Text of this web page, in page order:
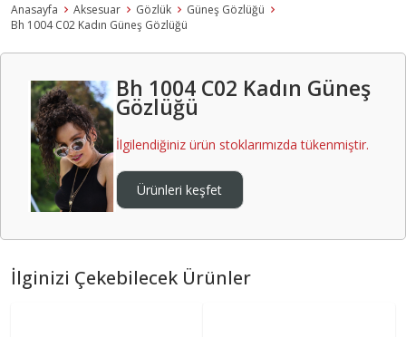
Anasayfa Aksesuar Gözlük
Güneş Gözlüğü
Bh 1004 C02 Kadın Güneş Gözlüğü
Bh 1004 C02 Kadın Güneş
Gözlüğü
İlgilendiğiniz ürün stoklarımızda tükenmiştir.
Ürünleri keşfet
İlginizi Çekebilecek Ürünler